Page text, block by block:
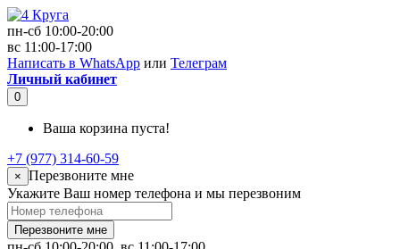
пн-сб 10:00-20:00
вс 11:00-17:00
Написать в WhatsApp или Телеграм
Личный кабинет
0
Ваша корзина пуста!
+7 (977) 314-60-59
× Перезвоните мне
Укажите Ваш номер телефона и мы перезвоним
Перезвоните мне